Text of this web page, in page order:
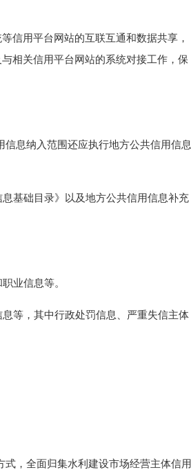
信用平台网站的互联互通和数据共享，
相关信用平台网站的系统对接工作，保
息纳入范围还应执行地方公共信用信息
基础目录》以及地方公共信用信息补充
业信息等。
等，其中行政处罚信息、严重失信主体
，全面归集水利建设市场经营主体信用